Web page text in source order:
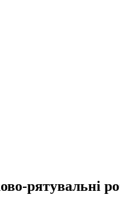
рятувальні